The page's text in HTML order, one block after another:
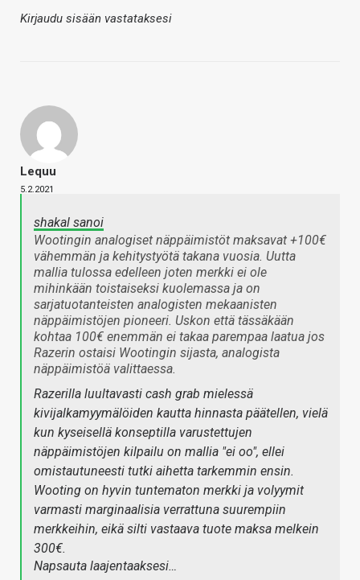
Kirjaudu sisään vastataksesi
Lequu
5.2.2021
shakal sanoi
Wootingin analogiset näppäimistöt maksavat +100€
vähemmän ja kehitystyötä takana vuosia. Uutta
mallia tulossa edelleen joten merkki ei ole
mihinkään toistaiseksi kuolemassa ja on
sarjatuotanteisten analogisten mekaanisten
näppäimistöjen pioneeri. Uskon että tässäkään
kohtaa 100€ enemmän ei takaa parempaa laatua jos
Razerin ostaisi Wootingin sijasta, analogista
näppäimistöä valittaessa.
Razerilla luultavasti cash grab mielessä
kivijalkamyymälöiden kautta hinnasta päätellen, vielä
kun kyseisellä konseptilla varustettujen
näppäimistöjen kilpailu on mallia "ei oo", ellei
omistautuneesti tutki aihetta tarkemmin ensin.
Wooting on hyvin tuntematon merkki ja volyymit
varmasti marginaalisia verrattuna suurempiin
merkkeihin, eikä silti vastaava tuote maksa melkein
300€.
Napsauta laajentaaksesi…